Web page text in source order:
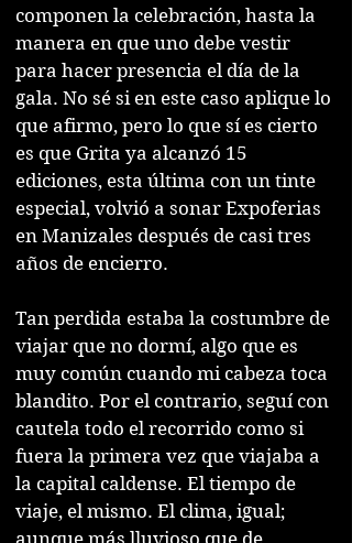
componen la celebración, hasta la
manera en que uno debe vestir
para hacer presencia el día de la
gala. No sé si en este caso aplique lo
que afirmo, pero lo que sí es cierto
es que Grita ya alcanzó 15
ediciones, esta última con un tinte
especial, volvió a sonar Expoferias
en Manizales después de casi tres
años de encierro.
Tan perdida estaba la costumbre de
viajar que no dormí, algo que es
muy común cuando mi cabeza toca
blandito. Por el contrario, seguí con
cautela todo el recorrido como si
fuera la primera vez que viajaba a
la capital caldense. El tiempo de
viaje, el mismo. El clima, igual;
aunque más lluvioso que de